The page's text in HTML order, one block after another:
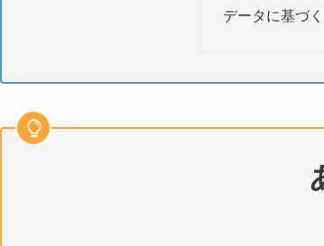
データに基づ